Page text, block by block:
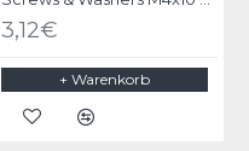
3,12€
+ Warenkorb